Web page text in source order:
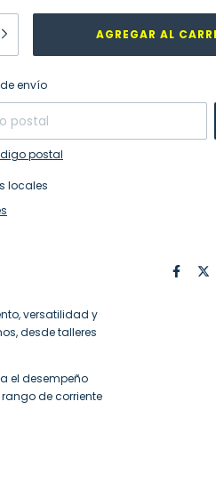
el CP:
envío
postal
locales
versatilidad y
desde talleres
el desempeño
de corriente